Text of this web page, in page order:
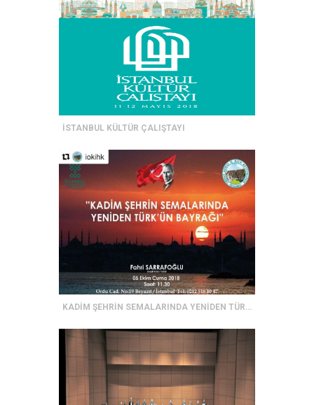
İSTANBUL KÜLTÜR ÇALIŞTAYI
KADİM ŞEHRİN SEMALARINDA YENİDEN TÜRK'ÜN BAYRAĞI